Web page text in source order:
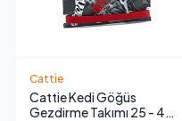
Cattie
Cattie Kedi Göğüs
Gezdirme Takımı 25 - 40